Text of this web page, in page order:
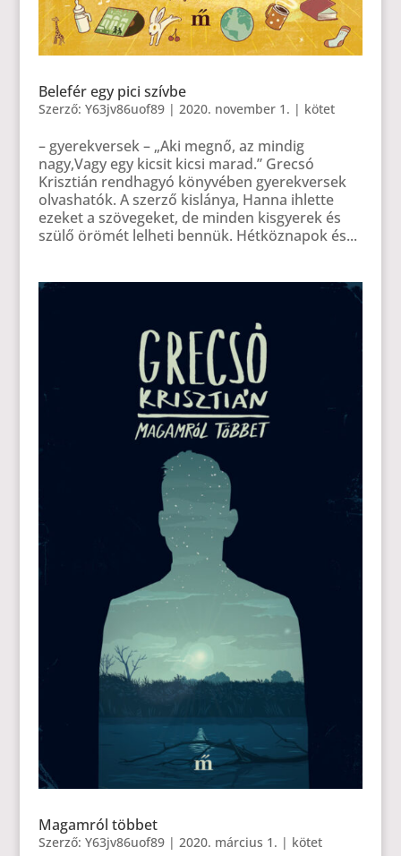
Belefér egy pici szívbe
Szerző: Y63jv86uof89| 2020. november 1. | kötet
– gyerekversek – „Aki megnő, az mindig
nagy,Vagy egy kicsit kicsi marad.” Grecsó
Krisztián rendhagyó könyvében gyerekversek
olvashatók. A szerző kislánya, Hanna ihlette
ezeket a szövegeket, de minden kisgyerek és
szülő örömét lelheti bennük. Hétköznapok és...
Magamról többet
Szerző: Y63jv86uof89| 2020. március 1. | kötet